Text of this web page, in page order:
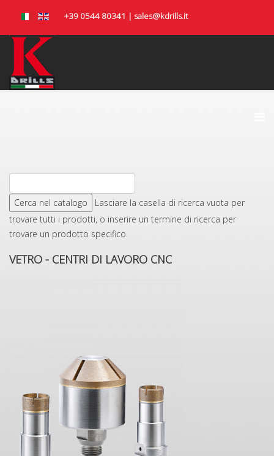
+39 0544 80341 | sales@kdrills.it
Lasciare la casella di ricerca vuota per
trovare tutti i prodotti, o inserire un termine di ricerca per
trovare un prodotto specifico.
VETRO - CENTRI DI LAVORO CNC